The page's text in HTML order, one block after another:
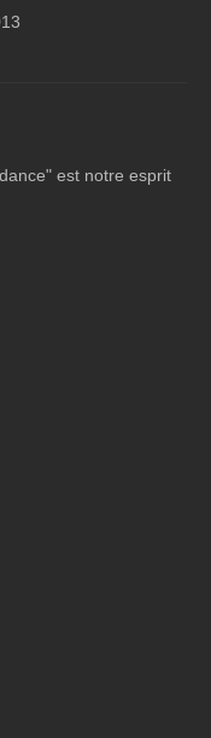
est notre esprit